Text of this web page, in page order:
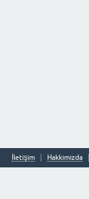
İletişim Hakkımızda